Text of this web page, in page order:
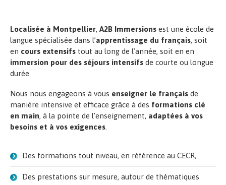
Localisée à Montpellier, A2B Immersions est une école de
langue spécialisée dans l’apprentissage du français, soit
en cours extensifs tout au long de l’année, soit en en
immersion pour des séjours intensifs de courte ou longue
durée.
Nous nous engageons à vous enseigner le français de
manière intensive et efficace grâce à des formations clé
en main, à la pointe de l’enseignement, adaptées à vos
besoins et à vos exigences
Des formations tout niveau, en référence au CECR,
Des prestations sur mesure, autour de thématiques